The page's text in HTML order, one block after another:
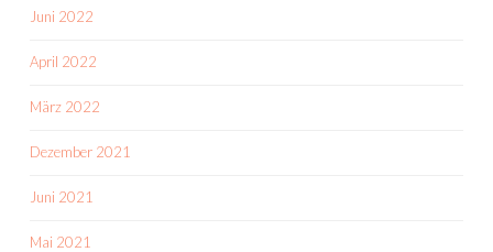
Juni 2022
April 2022
März 2022
Dezember 2021
Juni 2021
Mai 2021